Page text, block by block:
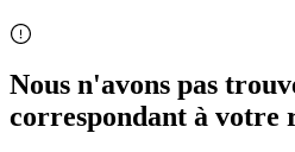
Nous n'avons pas
correspondant à votre